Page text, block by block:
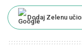
Dodaj Zelenu